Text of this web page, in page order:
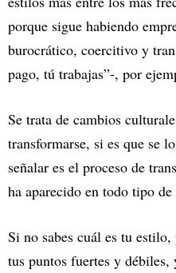
porque sigue habiendo
burocrático, coercitivo y
pago, tú trabajas”-, por
Se trata de cambios
transformarse, si es que se
señalar es el proceso de
ha aparecido en todo tipo
Si no sabes cuál es tu
tus puntos fuertes y débiles,